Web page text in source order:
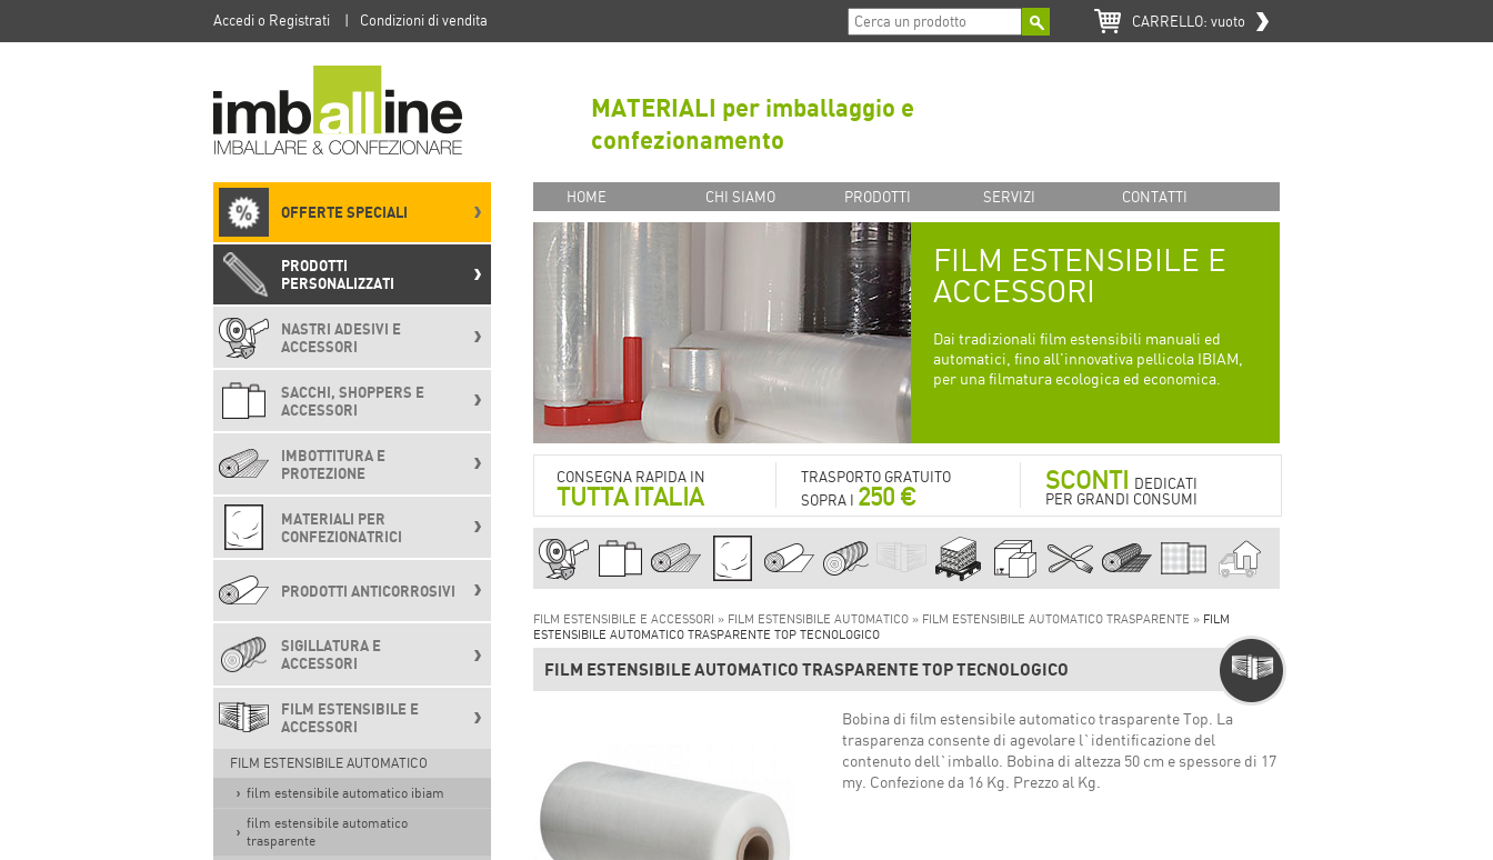
Accedi o Registrati | Condizioni di vendita CARRELLO: vuoto
MATERIALI per imballaggio e
confezionamento
OFFERTE SPECIALI
PRODOTTI
PERSONALIZZATI
NASTRI ADESIVI E
ACCESSORI
SACCHI, SHOPPERS E
ACCESSORI
IMBOTTITURA E
PROTEZIONE
MATERIALI PER
CONFEZIONATRICI
PRODOTTI ANTICORROSIVI
SIGILLATURA E
ACCESSORI
FILM ESTENSIBILE E
ACCESSORI
FILM ESTENSIBILE AUTOMATICO
film estensibile automatico ibiam
film estensibile automatico
trasparente
HOME CHI SIAMO PRODOTTI SERVIZI CONTATTI
FILM ESTENSIBILE E
ACCESSORI
Dai tradizionali film estensibili manuali ed
automatici, fino all'innovativa pellicola IBIAM,
per una filmatura ecologica ed economica.
CONSEGNA RAPIDA IN
TUTTA ITALIA
TRASPORTO GRATUITO
SOPRA I 250 €
SCONTI DEDICATI
PER GRANDI CONSUMI
FILM ESTENSIBILE E ACCESSORI » FILM ESTENSIBILE AUTOMATICO » FILM ESTENSIBILE AUTOMATICO TRASPARENTE » FILM
ESTENSIBILE AUTOMATICO TRASPARENTE TOP TECNOLOGICO
FILM ESTENSIBILE AUTOMATICO TRASPARENTE TOP TECNOLOGICO
Bobina di film estensibile automatico trasparente Top. La
trasparenza consente di agevolare l`identificazione del
contenuto dell`imballo. Bobina di altezza 50 cm e spessore di 17
my. Confezione da 16 Kg. Prezzo al Kg.